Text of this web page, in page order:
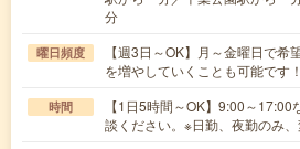
分
曜日頻度
【週3日～OK】月～金曜日で
を増やしていくことも可能です
時間
【1日5時間～OK】9:00～
談ください。※日勤、夜勤のみ